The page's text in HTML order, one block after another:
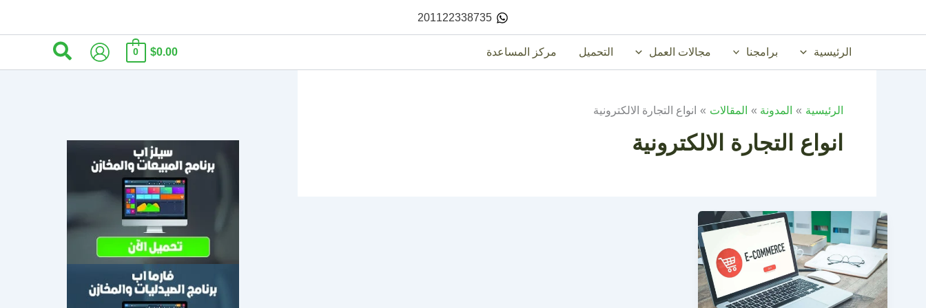
201122338735
الرئيسية برامجنا مجالات العمل التحميل مركز المساعدة $0.00
0 البحث
الرئيسية المدونة المقالات انواع التجارة الالكترونية
انواع التجارة الالكترونية